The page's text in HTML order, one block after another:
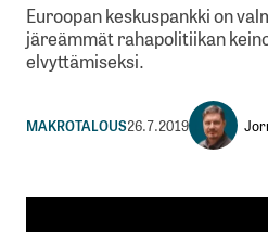
Euroopan keskuspankki on
järeämmät rahapolitiikan
elvyttämiseksi.
MAKROTALOUS26.7.2019